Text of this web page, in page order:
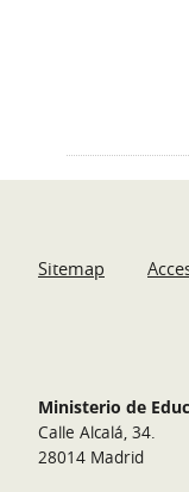
Sitemap
Ministerio de
Calle Alcalá, 34.
28014 Madrid